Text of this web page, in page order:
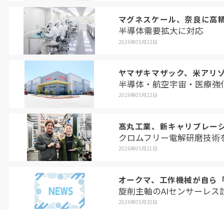
マグネスケール、奈良に高
半導体需要拡大に対応
2026年05月22日
ヤマザキマザック、米アリ
半導体・航空宇宙・医療強
2026年05月22日
髙丸工業、新キャリブレー
クロムフリー電解研磨技術
2026年05月21日
オークマ、工作機械が自ら
旋削主軸のAIセンサーレス
2026年05月20日